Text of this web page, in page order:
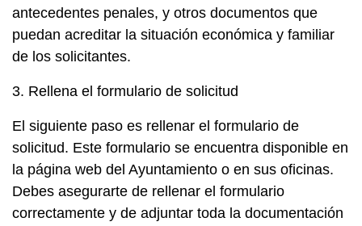
antecedentes penales, y otros documentos que
puedan acreditar la situación económica y familiar
de los solicitantes.
3. Rellena el formulario de solicitud
El siguiente paso es rellenar el formulario de
solicitud. Este formulario se encuentra disponible en
la página web del Ayuntamiento o en sus oficinas.
Debes asegurarte de rellenar el formulario
correctamente y de adjuntar toda la documentación